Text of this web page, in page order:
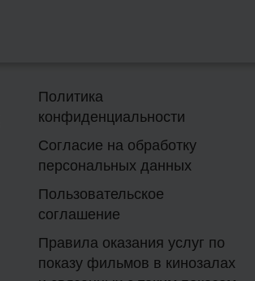
Политика
конфиденциальности
Согласие на обработку
персональных данных
Пользовательское
соглашение
Правила оказания услуг по
показу фильмов в кинозалах